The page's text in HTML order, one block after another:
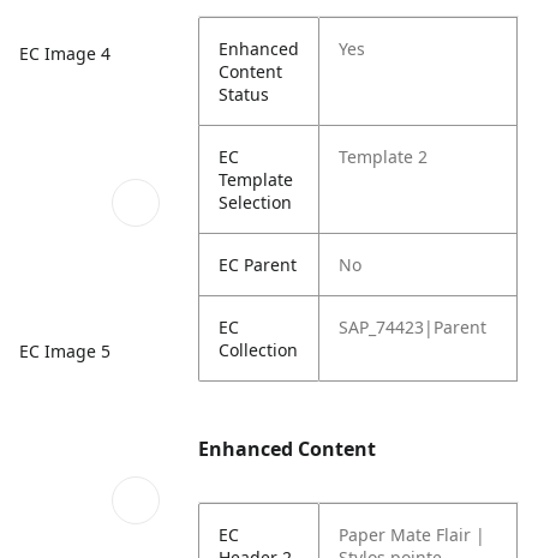
EC Image 4
EC Image 5
Enhanced
Content
Status
Yes
EC
Template
Selection
Template 2
EC Parent No
EC
Collection
SAP_74423|Parent
Enhanced Content
EC
Paper Mate Flair |